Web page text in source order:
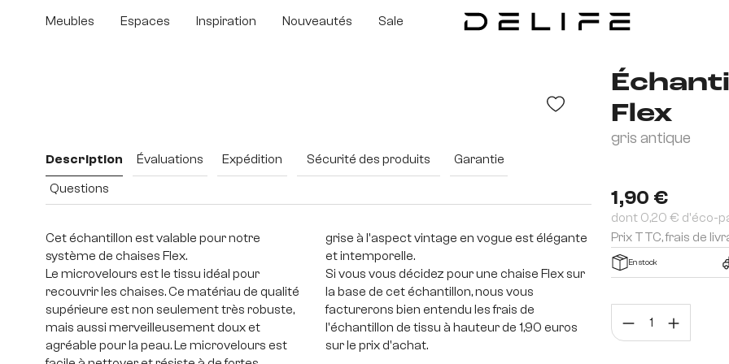
au contenu principal
Passer à la recherche
Passer à la navigation principale
Meubles Espaces Inspiration Nouveautés Sale
Flex
gris antique
1,90 €
dont 0,20 € d'éco-
Prix TTC, frais de
En stock
Description Évaluations Expédition Sécurité des produits
Garantie
Questions
Cet échantillon est valable pour notre
système de chaises Flex.
Le microvelours est le tissu idéal pour
recouvrir les chaises. Ce matériau de qualité
supérieure est non seulement très robuste,
mais aussi merveilleusement doux et
agréable pour la peau. Le microvelours est
grise à l'aspect vintage en vogue est élégante
et intemporelle.
Si vous vous décidez pour une chaise Flex sur
la base de cet échantillon, nous vous
facturerons bien entendu les frais de
l'échantillon de tissu à hauteur de 1,90 euros
sur le prix d'achat.